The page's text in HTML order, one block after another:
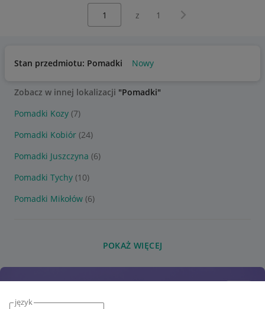
język
z 1 Następna strona
Stan przedmiotu: Pomadki Nowy
Zobacz w innej lokalizacji "Pomadki"
Pomadki Kozy (7)
Pomadki Kobiór (24)
Pomadki Juszczyna (6)
Pomadki Tychy (10)
Pomadki Mikołów (6)
POKAŻ WIĘCEJ